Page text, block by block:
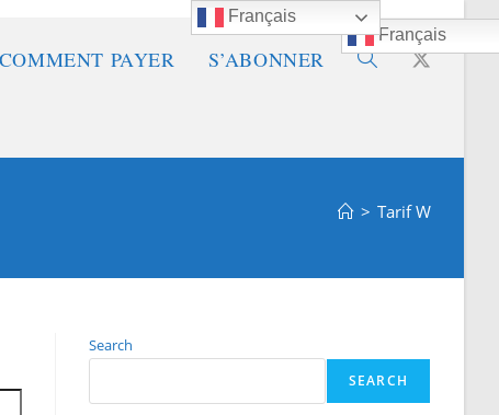
COMMENT PAYER S’ABONNER
Français
Toggle
search
> Tarif W
Search
SEARCH
Français